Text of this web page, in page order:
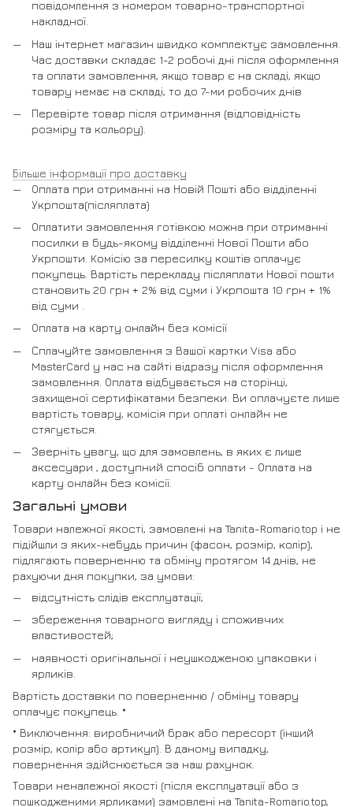
повідомлення з номером товарно-транспортної
накладної.
Наш інтернет магазин швидко комплектує замовлення.
Час доставки складає 1-2 робочі дні після оформлення
та оплати замовлення, якщо товар є на складі, якщо
товару немає на складі, то до 7-ми робочих днів
Перевірте товар після отримання (відповідність
розміру та кольору).
Більше інформації про доставку
Оплата при отриманні на Новій Пошті або відділенні
Укрпошта(післяплата)
Оплатити замовлення готівкою можна при отриманні
посилки в будь-якому відділенні Нової Пошти або
Укрпошти. Комісію за пересилку коштів оплачує
покупець. Вартість перекладу післяплати Нової пошти
становить 20 грн + 2% від суми і Укрпошта 10 грн + 1%
від суми .
Оплата на карту онлайн без комісії
Сплачуйте замовлення з Вашої картки Visa або
MasterCard у нас на сайті відразу після оформлення
замовлення. Оплата відбувається на сторінці,
захищеної сертифікатами безпеки. Ви оплачуєте лише
вартість товару, комісія при оплаті онлайн не
стягується.
Зверніть увагу, що для замовлень, в яких є лише
аксесуари , доступний спосіб оплати - Оплата на
карту онлайн без комісії.
Загальні умови
Товари належної якості, замовлені на Tanita-Romario.top і не
підійшли з яких-небудь причин (фасон, розмір, колір),
підлягають поверненню та обміну протягом 14 днів, не
рахуючи дня покупки, за умови:
відсутність слідів експлуатації;
збереження товарного вигляду і споживчих
властивостей;
наявності оригінальної і неушкодженою упаковки і
ярликів.
Вартість доставки по поверненню / обміну товару
оплачує покупець. *
* Виключення: виробничий брак або пересорт (інший
розмір, колір або артикул). В даному випадку,
повернення здійснюється за наш рахунок.
Товари неналежної якості (після експлуатації або з
пошкодженими ярликами) замовлені на Tanita-Romario.top,